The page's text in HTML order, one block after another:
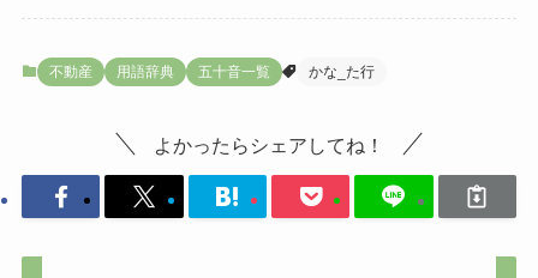
不動産 用語辞典 五十音一覧 かな_た行
よかったらシェアしてね！